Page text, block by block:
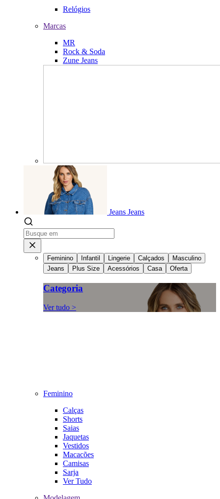
Relógios
Marcas
MR
Rock & Soda
Zune Jeans
Jeans Jeans
Feminino Infantil Lingerie Calçados
Masculino
Jeans
Plus Size Acessórios Casa Oferta
Categoria
Ver tudo >
Feminino
Calças
Shorts
Saias
Jaquetas
Vestidos
Macacões
Camisas
Sarja
Ver Tudo